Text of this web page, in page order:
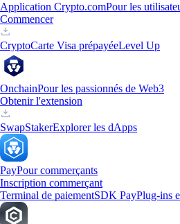
Application Crypto.comPour les
Commencer
CryptoCarte Visa prépayéeLevel Up
OnchainPour les passionnés de Web3
Obtenir l'extension
SwapStakerExplorer les dApps
PayPour commerçants
Inscription commerçant
Terminal de paiementSDK PayPlug-ins